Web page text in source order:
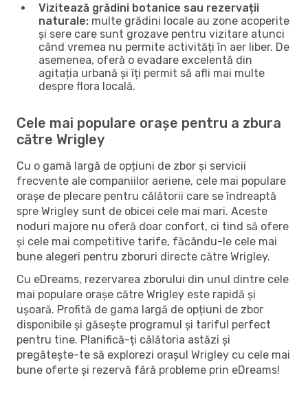
Vizitează grădini botanice sau rezervații
naturale: multe grădini locale au zone acoperite
și sere care sunt grozave pentru vizitare atunci
când vremea nu permite activități în aer liber. De
asemenea, oferă o evadare excelentă din
agitația urbană și îți permit să afli mai multe
despre flora locală.
Cele mai populare orașe pentru a zbura
către Wrigley
Cu o gamă largă de opțiuni de zbor și servicii
frecvente ale companiilor aeriene, cele mai populare
orașe de plecare pentru călătorii care se îndreaptă
spre Wrigley sunt de obicei cele mai mari. Aceste
noduri majore nu oferă doar confort, ci tind să ofere
și cele mai competitive tarife, făcându-le cele mai
bune alegeri pentru zboruri directe către Wrigley.
Cu eDreams, rezervarea zborului din unul dintre cele
mai populare orașe către Wrigley este rapidă și
ușoară. Profită de gama largă de opțiuni de zbor
disponibile și găsește programul și tariful perfect
pentru tine. Planifică-ți călătoria astăzi și
pregătește-te să explorezi orașul Wrigley cu cele mai
bune oferte și rezervă fără probleme prin eDreams!